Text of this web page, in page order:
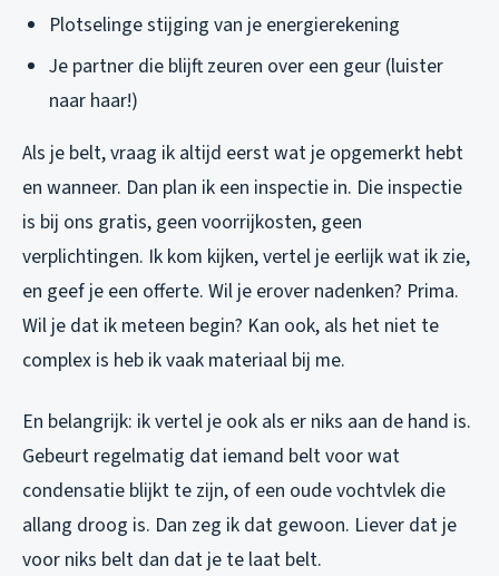
Plotselinge stijging van je energierekening
Je partner die blijft zeuren over een geur (luister
naar haar!)
Als je belt, vraag ik altijd eerst wat je opgemerkt hebt
en wanneer. Dan plan ik een inspectie in. Die inspectie
is bij ons gratis, geen voorrijkosten, geen
verplichtingen. Ik kom kijken, vertel je eerlijk wat ik zie,
en geef je een offerte. Wil je erover nadenken? Prima.
Wil je dat ik meteen begin? Kan ook, als het niet te
complex is heb ik vaak materiaal bij me.
En belangrijk: ik vertel je ook als er niks aan de hand is.
Gebeurt regelmatig dat iemand belt voor wat
condensatie blijkt te zijn, of een oude vochtvlek die
allang droog is. Dan zeg ik dat gewoon. Liever dat je
voor niks belt dan dat je te laat belt.